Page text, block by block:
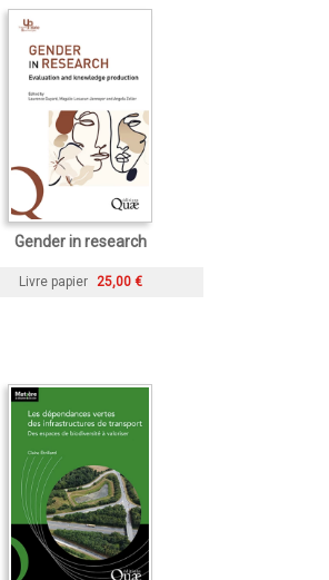
Gender in research
Livre papier 25,00 €